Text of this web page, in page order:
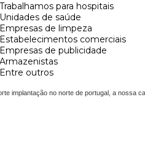
Trabalhamos para hospitais
Unidades de saúde
Empresas de limpeza
Estabelecimentos comerciais
Empresas de publicidade
Armazenistas
Entre outros
implantação no norte de portugal, a nossa